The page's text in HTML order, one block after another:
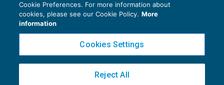
Privacy Policy
Cookie Policy
Copyright 2016 ©Gruppo Euroconference S.p.A.v2.32.2
Piazza Luigi Einaudi, 10N01 - 20124 Milano - info@ecnews.it
Cookie Preferences. For more information about
cookies, please see our Cookie Policy. More
information
Cookies Settings
Reject All